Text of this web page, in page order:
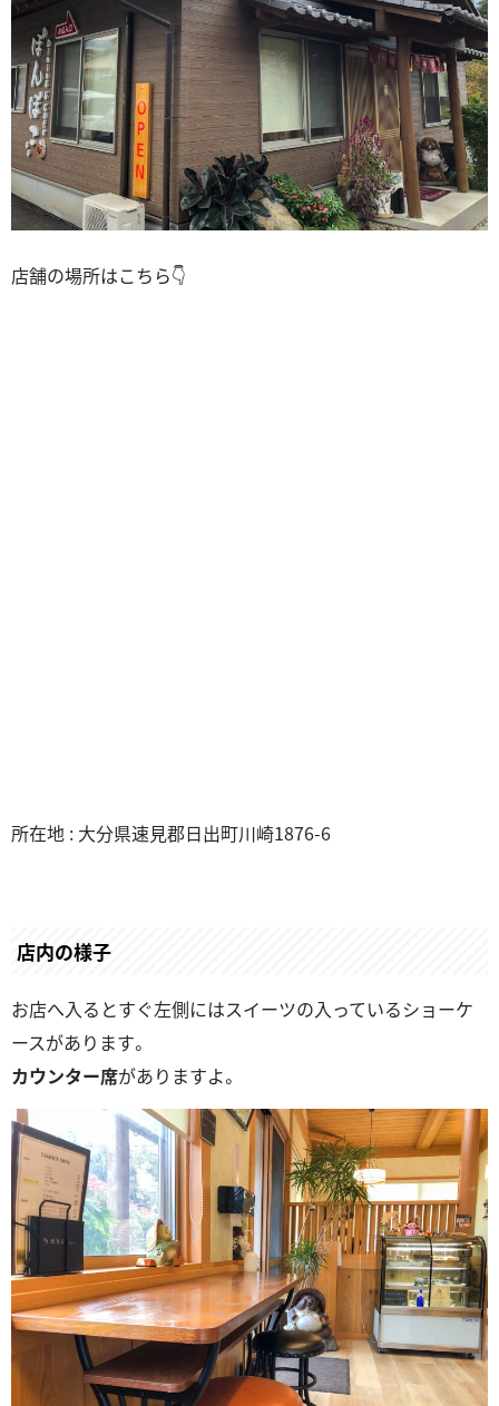
店舗の場所はこちら👇
所在地 : 大分県速見郡日出町川崎1876-6
店内の様子
お店へ入るとすぐ左側にはスイーツの入っているショーケ
ースがあります。
カウンター席がありますよ。